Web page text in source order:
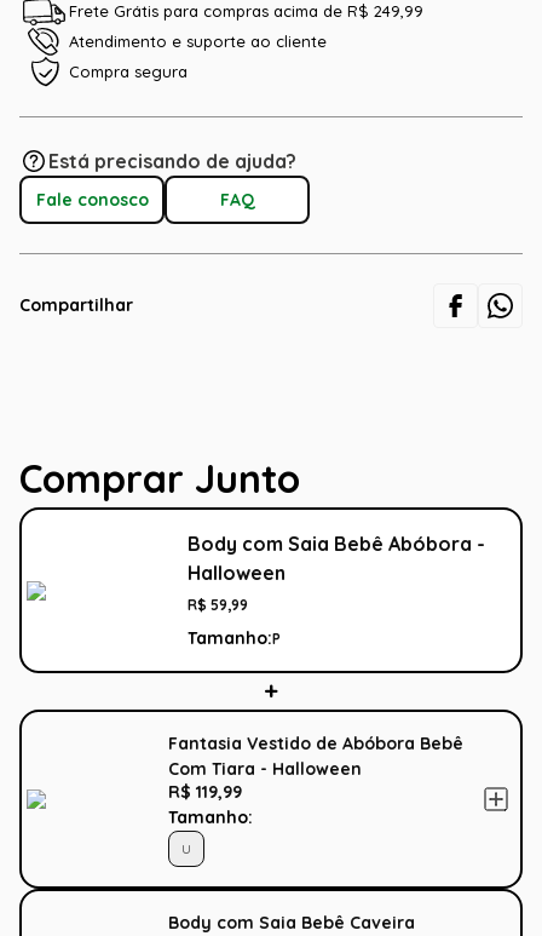
Frete Grátis para compras acima de R$ 249,99
Atendimento e suporte ao cliente
Compra segura
Está precisando de ajuda?
Fale conosco FAQ
Compartilhar
Comprar Junto
Body com Saia Bebê Abóbora -
Halloween
R$ 59,99
Tamanho:P
Fantasia Vestido de Abóbora Bebê
Com Tiara - Halloween
R$ 119,99
Tamanho:
U
Body com Saia Bebê Caveira